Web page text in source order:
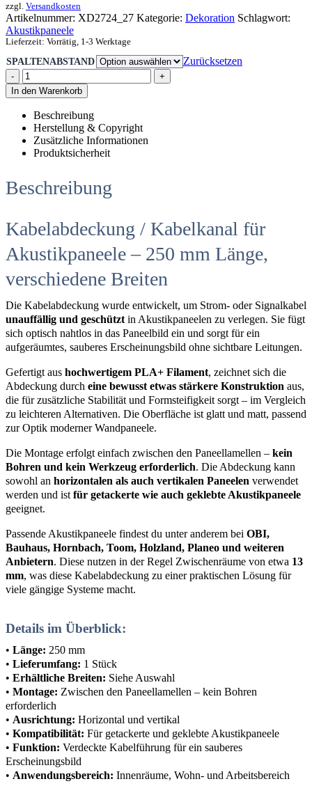
zzgl. Versandkosten
Artikelnummer: XD2724_27 Kategorie: Dekoration Schlagwort:
Akustikpaneele
Lieferzeit: Vorrätig, 1-3 Werktage
SPALTENABSTAND Zurücksetzen
-
+
In den Warenkorb
Beschreibung
Herstellung & Copyright
Zusätzliche Informationen
Produktsicherheit
Beschreibung
Kabelabdeckung / Kabelkanal für
Akustikpaneele – 250 mm Länge,
verschiedene Breiten
Die Kabelabdeckung wurde entwickelt, um Strom- oder Signalkabel
unauffällig und geschützt in Akustikpaneelen zu verlegen. Sie fügt
sich optisch nahtlos in das Paneelbild ein und sorgt für ein
aufgeräumtes, sauberes Erscheinungsbild ohne sichtbare Leitungen.
Gefertigt aus hochwertigem PLA+ Filament, zeichnet sich die
Abdeckung durch eine bewusst etwas stärkere Konstruktion aus,
die für zusätzliche Stabilität und Formsteifigkeit sorgt – im Vergleich
zu leichteren Alternativen. Die Oberfläche ist glatt und matt, passend
zur Optik moderner Wandpaneele.
Die Montage erfolgt einfach zwischen den Paneellamellen – kein
Bohren und kein Werkzeug erforderlich. Die Abdeckung kann
sowohl an horizontalen als auch vertikalen Paneelen verwendet
werden und ist für getackerte wie auch geklebte Akustikpaneele
geeignet.
Passende Akustikpaneele findest du unter anderem bei OBI,
Bauhaus, Hornbach, Toom, Holzland, Planeo und weiteren
Anbietern. Diese nutzen in der Regel Zwischenräume von etwa 13
mm, was diese Kabelabdeckung zu einer praktischen Lösung für
viele gängige Systeme macht.
Details im Überblick:
• Länge: 250 mm
• Lieferumfang: 1 Stück
• Erhältliche Breiten: Siehe Auswahl
• Montage: Zwischen den Paneellamellen – kein Bohren
erforderlich
• Ausrichtung: Horizontal und vertikal
• Kompatibilität: Für getackerte und geklebte Akustikpaneele
• Funktion: Verdeckte Kabelführung für ein sauberes
Erscheinungsbild
• Anwendungsbereich: Innenräume, Wohn- und Arbeitsbereich